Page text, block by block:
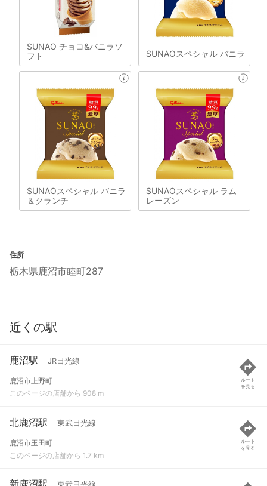
SUNAO チョコ&バニラソ
フト
SUNAOスペシャル バニラ
SUNAOスペシャル バニラ
＆クランチ
SUNAOスペシャル ラム
レーズン
住所
栃木県鹿沼市睦町287
近くの駅
鹿沼駅 JR日光線
鹿沼市上野町
このページの店舗から 908 m
ルート
を見る
北鹿沼駅 東武日光線
鹿沼市玉田町
このページの店舗から 1.7 km
ルート
を見る
新鹿沼駅